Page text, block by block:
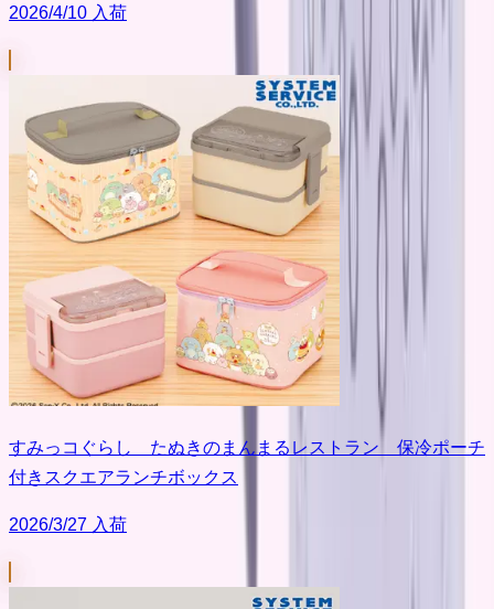
2026/4/10 入荷
すみっコぐらし たぬきのまんまるレストラン 保冷ポーチ
付きスクエアランチボックス
2026/3/27 入荷